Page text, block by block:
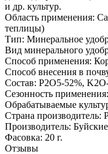
и др. культур.
Область применения:
теплицы)
Тип: Минеральное
Вид минерального
Способ применения:
Способ внесения в
Состав: P2O5-52%,
Сезонность
Обрабатываемые
Страна производитель:
Производитель:
Фасовка: 20 г.
Отзывы